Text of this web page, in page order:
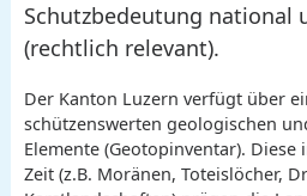
Schutzbedeutung national
(rechtlich relevant).
Der Kanton Luzern verfügt über
schützenswerten geologischen
Elemente (Geotopinventar).
Zeit (z.B. Moränen, Toteislöcher,